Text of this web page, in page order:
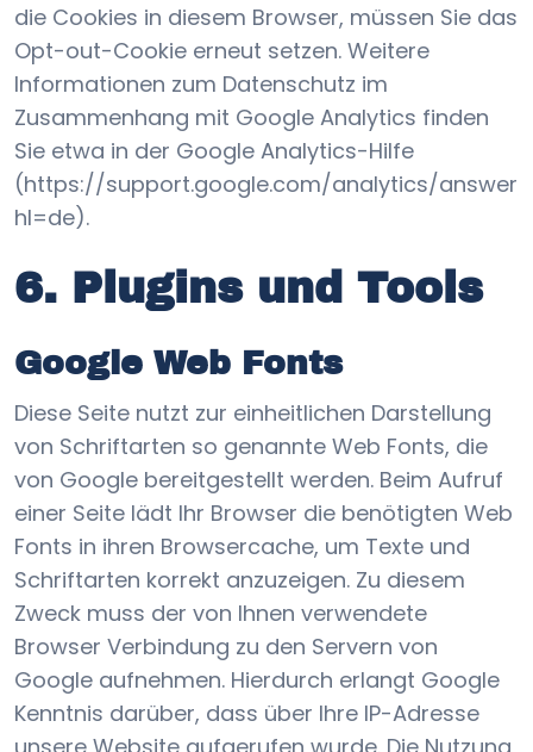
die Cookies in diesem Browser, müssen Sie das
Opt-out-Cookie erneut setzen. Weitere
Informationen zum Datenschutz im
Zusammenhang mit Google Analytics finden
Sie etwa in der Google Analytics-Hilfe
(https://support.google.com/analytics/answer/
hl=de).
6. Plugins und Tools
Google Web Fonts
Diese Seite nutzt zur einheitlichen Darstellung
von Schriftarten so genannte Web Fonts, die
von Google bereitgestellt werden. Beim Aufruf
einer Seite lädt Ihr Browser die benötigten Web
Fonts in ihren Browsercache, um Texte und
Schriftarten korrekt anzuzeigen. Zu diesem
Zweck muss der von Ihnen verwendete
Browser Verbindung zu den Servern von
Google aufnehmen. Hierdurch erlangt Google
Kenntnis darüber, dass über Ihre IP-Adresse